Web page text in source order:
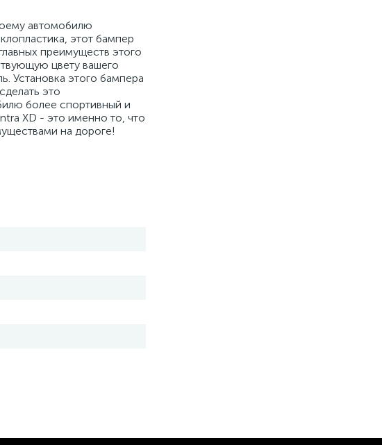
автомобилю
этот бампер
преимуществ этого
цвету вашего
Установка этого бампера
это
более спортивный и
XD - это именно то, что
на дороге!